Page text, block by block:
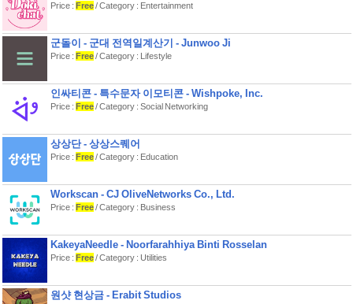
있을 수 있어요.
Price : Free/ Category : Entertainment
군돌이 - 군대 전역일계산기 - Junwoo Ji
Price : Free/ Category : Lifestyle
인싸티콘 - 특수문자 이모티콘 - Wishpoke, Inc.
Price : Free/ Category : Social Networking
상상단 - 상상스퀘어
Price : Free/ Category : Education
Workscan - CJ OliveNetworks Co., Ltd.
Price : Free/ Category : Business
KakeyaNeedle - Noorfarahhiya Binti Rosselan
Price : Free/ Category : Utilities
원샷 현상금 - Erabit Studios